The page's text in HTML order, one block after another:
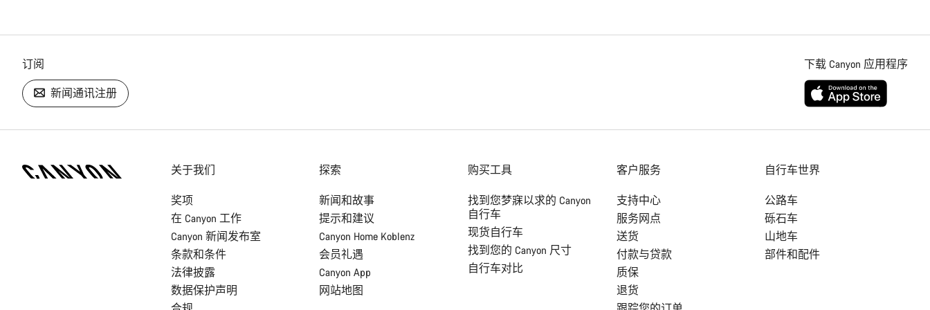
订阅
新闻通讯注册
下载 Canyon 应用程序
关于我们
奖项
在 Canyon 工作
Canyon 新闻发布室
条款和条件
法律披露
数据保护声明
探索
新闻和故事
提示和建议
Canyon Home Koblenz
会员礼遇
Canyon App
网站地图
购买工具
找到您梦寐以求的 Canyon
自行车
现货自行车
找到您的 Canyon 尺寸
自行车对比
客户服务
支持中心
服务网点
送货
付款与贷款
质保
退货
自行车世界
公路车
砾石车
山地车
部件和配件